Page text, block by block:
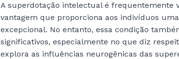
A superdotação intelectual é frequentemente
vantagem que proporciona aos indivíduos
excepcional. No entanto, essa condição
significativos, especialmente no que diz
explora as influências neurogênicas das